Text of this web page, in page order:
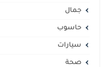
جمال
حاسوب
سيارات
صحة